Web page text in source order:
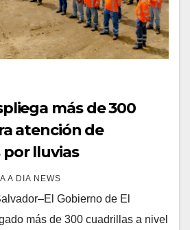
más de 300
atención de
lluvias
A DIA NEWS
Gobierno de El
más de 300 cuadrillas a nivel